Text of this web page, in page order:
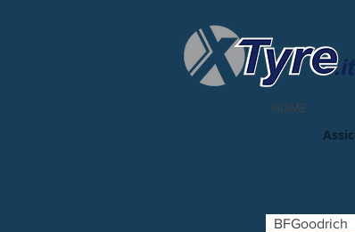
HOME
BFGoodrich